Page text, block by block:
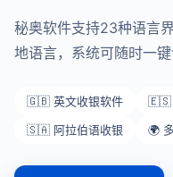
秘奥软件支持23种语言
地语言，系统可随时一键
🇬🇧 英文收银软件 🇪🇸
🇸🇦 阿拉伯语收银
🌍